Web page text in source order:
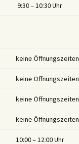
9:30 – 10:30 Uhr
keine Öffnungszeiten
keine Öffnungszeiten
keine Öffnungszeiten
keine Öffnungszeiten
10:00 – 12:00 Uhr